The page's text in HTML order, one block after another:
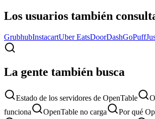
Los usuarios también
GrubhubInstacartUber EatsDoorDashGoPuff
La gente también busca
Estado de los servidores de OpenTable
funciona
OpenTable no carga
Por qué